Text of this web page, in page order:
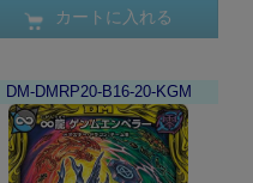
カートに入れる
DM-DMRP20-B16-20-KGM